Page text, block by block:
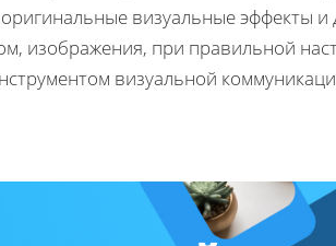
визуальные эффекты и
изображения, при правильной
визуальной